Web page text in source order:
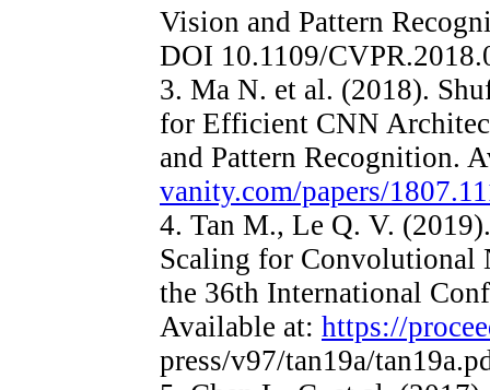
Vision and Pattern
DOI 10.1109/
3. Ma N. et al. (2018).
for Efficient CNN
and Pattern Recognition.
vanity.com/papers/
4. Tan M., Le Q. V.
Scaling for Convolutional
the 36th International
Available at: https://
press/v97/tan19a/